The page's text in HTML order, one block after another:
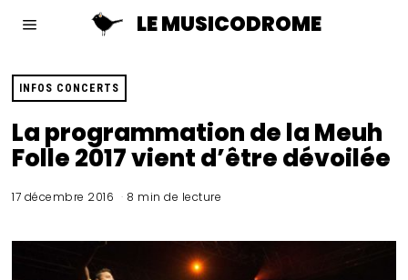
LE MUSICODROME
INFOS CONCERTS
La programmation de la Meuh
Folle 2017 vient d’être dévoilée
17 décembre 2016 8 min de lecture